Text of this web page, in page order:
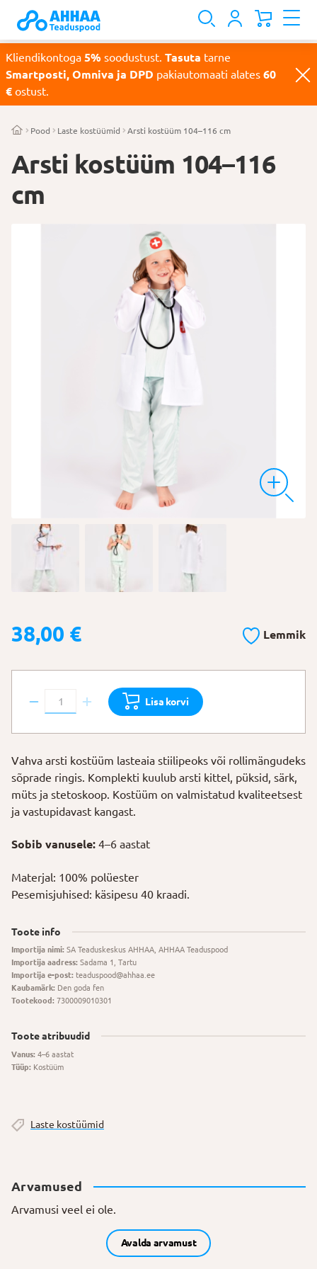
Kliendikontoga 5% soodustust. Tasuta tarne
Smartposti, Omniva ja DPD pakiautomaati alates 60
€ ostust.
Pood Laste kostüümid Arsti kostüüm 104–116 cm
Arsti kostüüm 104–116
cm
38,00 € Lemmik
Arsti
kostüüm
104–
cm
kogus
Lisa korvi
Vahva arsti kostüüm lasteaia stiilipeoks või rollimängudeks
sõprade ringis. Komplekti kuulub arsti kittel, püksid, särk,
müts ja stetoskoop. Kostüüm on valmistatud kvaliteetsest
ja vastupidavast kangast.
Sobib vanusele: 4–6 aastat
Materjal: 100% polüester
Pesemisjuhised: käsipesu 40 kraadi.
Toote info
Importija nimi: SA Teaduskeskus AHHAA, AHHAA Teaduspood
Importija aadress: Sadama 1, Tartu
Importija e-post: teaduspood@ahhaa.ee
Kaubamärk: Den goda fen
Tootekood: 7300009010301
Toote atribuudid
Vanus: 4–6 aastat
Tüüp: Kostüüm
Laste kostüümid
Arvamused
Arvamusi veel ei ole.
Avalda arvamust